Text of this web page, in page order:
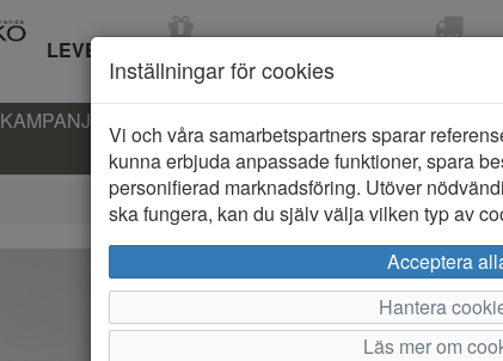
LEVERANS INOM 2-5 DAGAR
KAMPANJ KLÄDER-BARN
Inställningar för cookies
Vi och våra samarbetspartners sparar
kunna erbjuda anpassade funktioner, spara
personifierad marknadsföring. Utöver
ska fungera, kan du själv välja vilken typ av
Acceptera
Hantera
Läs mer om